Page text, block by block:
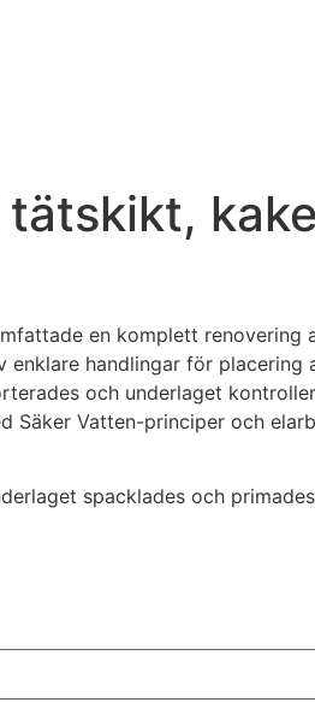
en komplett
handlingar för
och underlaget
Vatten-principer och
spacklades och